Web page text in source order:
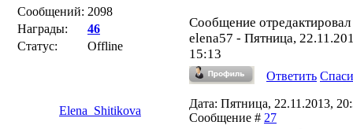
Сообщений: 2098
Награды:
46
Статус:
Offline
Сообщение отредактировал
elena57 - Пятница,
15:13
Ответить
Elena_Shitikova
Дата: Пятница, 22.11.2013,
Сообщение # 27